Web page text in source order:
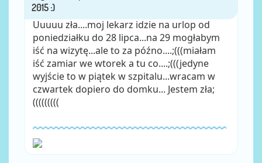
Uuuuu zła....moj lekarz idzie na urlop od
poniedziałku do 28 lipca...na 29 mogłabym
iść na wizytę...ale to za późno....;(((miałam
iść zamiar we wtorek a tu co....;(((jedyne
wyjście to w piątek w szpitalu...wracam w
czwartek dopiero do domku... Jestem zła;
(((((((((